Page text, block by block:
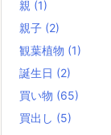
親 (1)
親子 (2)
観葉植物 (1)
誕生日 (2)
買い物 (65)
買出し (5)